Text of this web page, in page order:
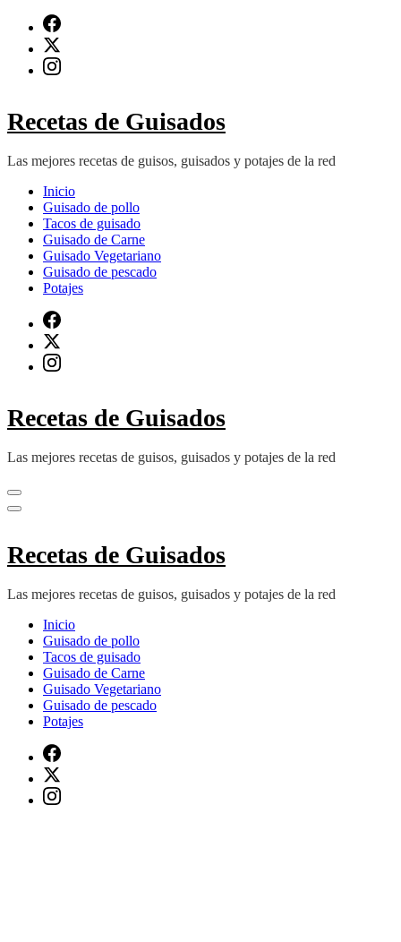
contenido
(presiona
Recetas de Guisados
Las mejores recetas de guisos, guisados y potajes de la red
Inicio
Guisado de pollo
Tacos de guisado
Guisado de Carne
Guisado Vegetariano
Guisado de pescado
Potajes
Recetas de Guisados
Las mejores recetas de guisos, guisados y potajes de la red
Recetas de Guisados
Las mejores recetas de guisos, guisados y potajes de la red
Inicio
Guisado de pollo
Tacos de guisado
Guisado de Carne
Guisado Vegetariano
Guisado de pescado
Potajes